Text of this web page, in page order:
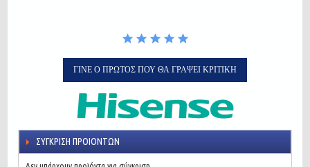
ΓΊΝΕ Ο ΠΡΏΤΟΣ ΠΟΥ ΘΑ ΓΡΆΨΕΙ ΚΡΙΤΙΚΉ
ΣΎΓΚΡΙΣΗ ΠΡΟΙΌΝΤΩΝ